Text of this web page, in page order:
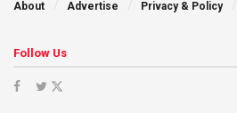
About Advertise Privacy & Policy
Follow Us